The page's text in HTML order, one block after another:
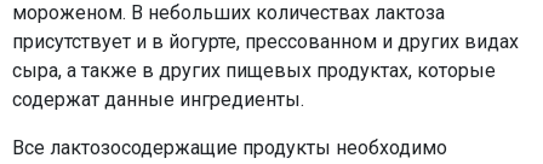
мороженом. В небольших количествах лактоза
присутствует и в йогурте, прессованном и других видах
сыра, а также в других пищевых продуктах, которые
содержат данные ингредиенты.
Все лактозосодержащие продукты необходимо